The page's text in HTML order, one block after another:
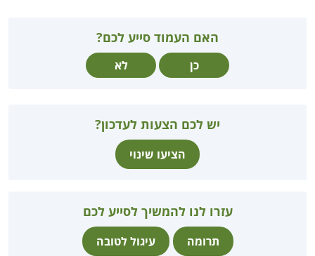
האם העמוד סייע לכם?
כן לא
יש לכם הצעות לעדכון?
הציעו שינוי
עזרו לנו להמשיך לסייע לכם
תרומה עיגול לטובה